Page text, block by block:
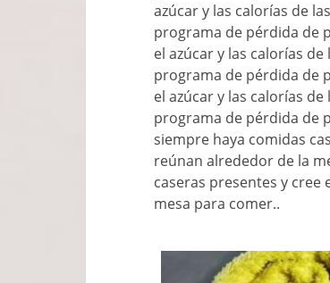
azúcar y las calorías de
programa de pérdida de
el azúcar y las calorías
programa de pérdida de
el azúcar y las calorías
programa de pérdida de
siempre haya comidas
reúnan alrededor de la
caseras presentes y
mesa para comer..